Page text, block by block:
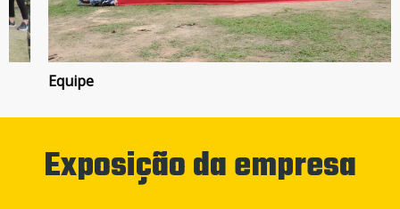
Equipe
Exposição da empresa